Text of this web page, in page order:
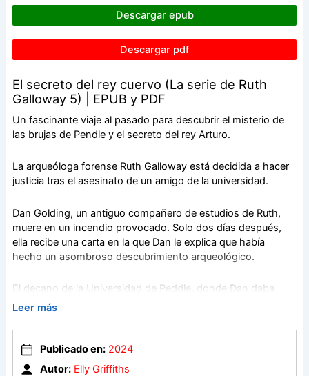
Descargar epub
Descargar pdf
El secreto del rey cuervo (La serie de Ruth
Galloway 5) | EPUB y PDF
Un fascinante viaje al pasado para descubrir el misterio de
las brujas de Pendle y el secreto del rey Arturo.
La arqueóloga forense Ruth Galloway está decidida a hacer
justicia tras el asesinato de un amigo de la universidad.
Dan Golding, un antiguo compañero de estudios de Ruth,
muere en un incendio provocado. Solo dos días después,
ella recibe una carta en la que Dan le explica que había
hecho un asombroso descubrimiento arqueológico.
El decano de la Universidad de Peddle, donde Dan daba
clases, pide la colaboración de Ruth. Ella, su hija Kate y
inspector Harry Nelson.
Pronto, Ruth se ve envuelta en un misterio que involucra a
Leer más
Publicado en: 2024
Autor: Elly Griffiths